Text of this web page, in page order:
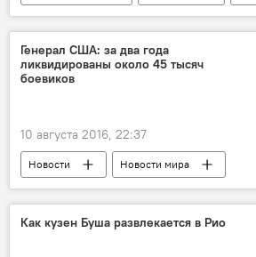
Новости
РИО 2016 ЖИЗНЬ
Генерал США: за два года
ликвидированы около 45 тысяч
боевиков
10 августа 2016, 22:37
Новости Новости мира
Как кузен Буша развлекается в Рио